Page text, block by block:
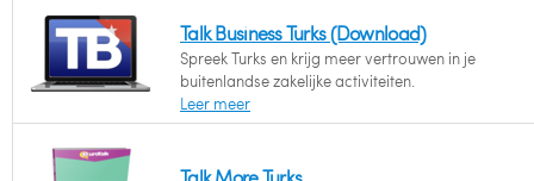
Talk Business Turks (Download)
Spreek Turks en krijg meer vertrouwen in je
buitenlandse zakelijke activiteiten.
Leer meer